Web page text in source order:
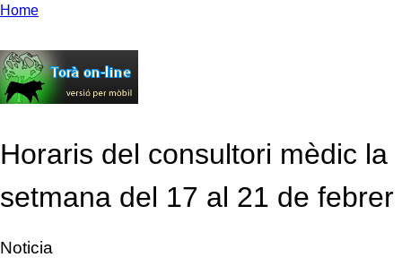
Home
Horaris del consultori mèdic la
setmana del 17 al 21 de febrer
Noticia